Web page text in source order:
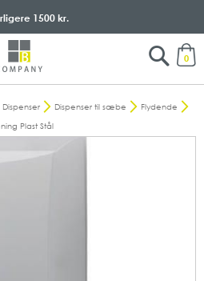
0
1500 kr.
Search
Dispenser Dispenser til sæbe
Flydende
Plast Stål